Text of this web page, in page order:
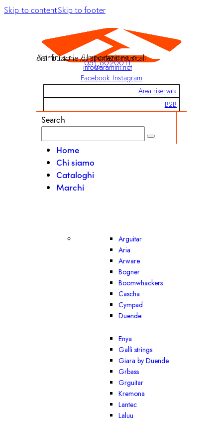
Skip to contentSkip to footer
Aramini s.r.l. / Importazione e distribuzione di strumenti musicali
051 6020011
info@aramini.net
Facebook Instagram
Area riservata
B2B
Search
Home
Chi siamo
Cataloghi
Marchi
Arguitar
Aria
Arware
Bogner
Boomwhackers
Cascha
Cympad
Duende
Enya
Galli strings
Giara by Duende
Grbass
Grguitar
Kremona
Lantec
Laluu